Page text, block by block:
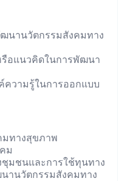
นานวัตกรรมสังคมทาง
รือแนวคิดในการพัฒนา
ความรู้ในการออกแบบ
ทางสุขภาพ
ม
มชนและการใช้ทุนทาง
านวัตกรรมสังคมทาง